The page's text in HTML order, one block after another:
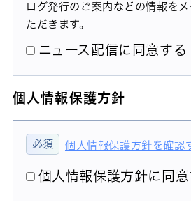
ログ発行のご案内などの情報を
ただきます。
ニュース配信に同意する
個人情報保護方針
個人情報保護方針を確認
個人情報保護方針に同意